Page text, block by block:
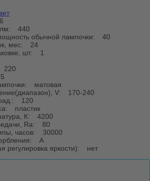
6
440
обычной лампочки:
40
мес:
24
шт:
1
220
матовая
V:
170-240
120
пластик
К:
4200
Ra:
80
часов:
30000
А
регулировка яркости):
нет